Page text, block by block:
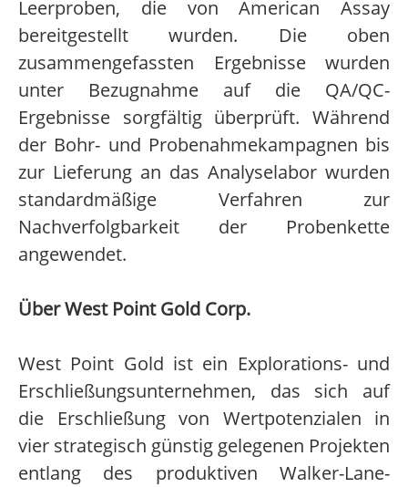
Leerproben, die von American Assay
bereitgestellt wurden. Die oben
zusammengefassten Ergebnisse wurden
unter Bezugnahme auf die QA/QC-
Ergebnisse sorgfältig überprüft. Während
der Bohr- und Probenahmekampagnen bis
zur Lieferung an das Analyselabor wurden
standardmäßige Verfahren zur
Nachverfolgbarkeit der Probenkette
angewendet.
Über West Point Gold Corp.
West Point Gold ist ein Explorations- und
Erschließungsunternehmen, das sich auf
die Erschließung von Wertpotenzialen in
vier strategisch günstig gelegenen Projekten
entlang des produktiven Walker-Lane-